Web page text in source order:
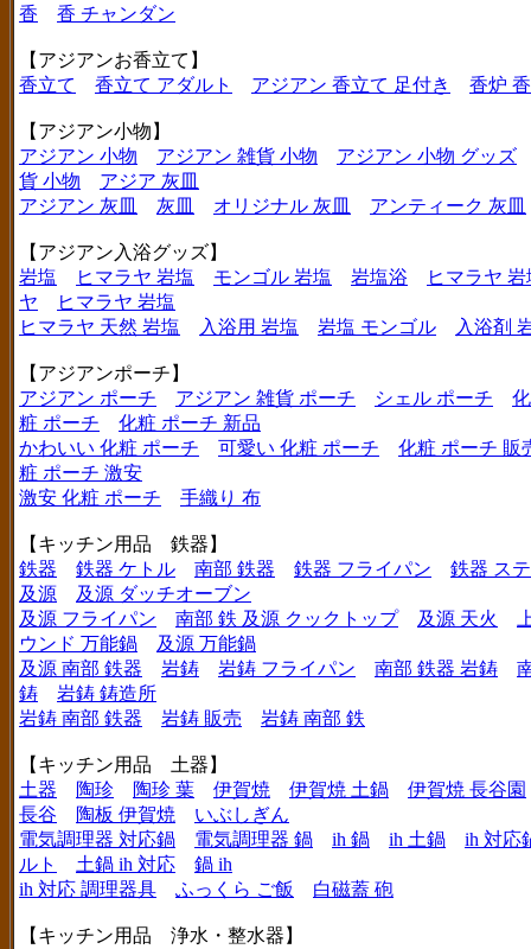
香
香 チャンダン
【アジアンお香立て】
香立て
香立て アダルト アジアン 香立て 足付き 香炉
【アジアン小物】
アジアン 小物
アジアン 雑貨 小物
アジアン 小物 グッズ
貨 小物
アジア 灰皿
アジアン 灰皿
灰皿 オリジナル 灰皿 アンティーク 灰皿
【アジアン入浴グッズ】
岩塩
ヒマラヤ 岩塩 モンゴル 岩塩 岩塩浴
ヒマラヤ
ヤ
ヒマラヤ 岩塩
ヒマラヤ 天然 岩塩
入浴用 岩塩 岩塩 モンゴル 入浴剤
【アジアンポーチ】
アジアン ポーチ
アジアン 雑貨 ポーチ シェル ポーチ
粧 ポーチ
化粧 ポーチ 新品
かわいい 化粧 ポーチ
可愛い 化粧 ポーチ
化粧 ポーチ 販
粧 ポーチ 激安
激安 化粧 ポーチ
手織り 布
【キッチン用品 鉄器】
鉄器
鉄器 ケトル 南部 鉄器 鉄器 フライパン
鉄器 ス
及源
及源 ダッチオーブン
及源 フライパン
南部 鉄 及源 クックトップ 及源 天火
ウンド 万能鍋
及源 万能鍋
及源 南部 鉄器
岩鋳 岩鋳 フライパン 南部 鉄器 岩鋳
鋳
岩鋳 鋳造所
岩鋳 南部 鉄器
岩鋳 販売 岩鋳 南部 鉄
【キッチン用品 土器】
土器
陶珍 陶珍 葉 伊賀焼 伊賀焼 土鍋
伊賀焼 長谷園
長谷
陶板 伊賀焼
いぶしぎん
電気調理器 対応鍋
電気調理器 鍋 ih 鍋 ih 土鍋
ih 対応
ルト
土鍋 ih 対応
鍋 ih
ih 対応 調理器具
ふっくら ご飯 白磁蓋 砲
【キッチン用品 浄水・整水器】